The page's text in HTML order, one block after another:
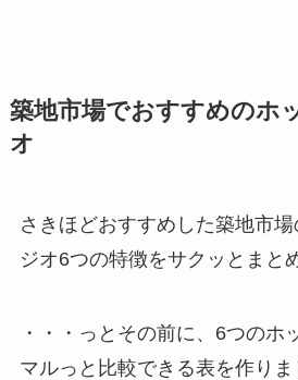
築地市場でおすすめのホ
オ
さきほどおすすめした築地市
ジオ6つの特徴をサクッとまと
・・・っとその前に、6つのホ
マルっと比較できる表を作りま